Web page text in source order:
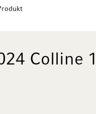
Colline